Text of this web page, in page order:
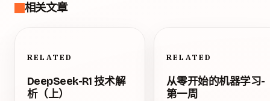
相关文章
RELATED
DeepSeek-R1 技术解
析（上）
RELATED
从零开始的机器学习-
第一周